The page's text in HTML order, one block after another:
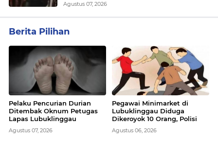
Agustus 07, 2026
Berita Pilihan
Pelaku Pencurian Durian
Ditembak Oknum Petugas
Lapas Lubuklinggau
Agustus 07, 2026
Pegawai Minimarket di
Lubuklinggau Diduga
Dikeroyok 10 Orang, Polisi
Agustus 06, 2026